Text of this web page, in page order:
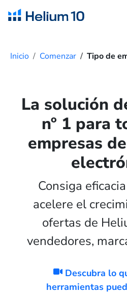
Inicio Comenzar Tipo de
La solución
nº 1 para
empresas
Consiga
acelere el
ofertas de
vendedores,
Descubra lo
herramientas